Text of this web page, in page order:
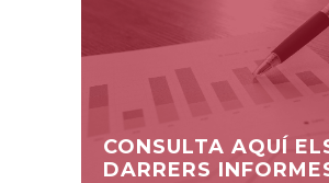
CONSULTA AQUÍ
DARRERS